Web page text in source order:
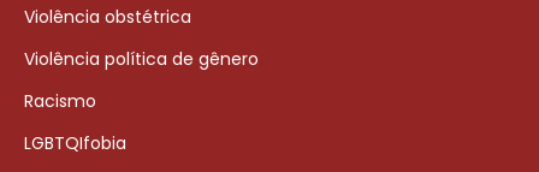
Violência obstétrica
Violência política de gênero
Racismo
LGBTQIfobia